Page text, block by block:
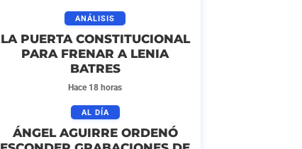
ANÁLISIS
LA PUERTA CONSTITUCIONAL
PARA FRENAR A LENIA
BATRES
Hace 18 horas
AL DÍA
ÁNGEL AGUIRRE ORDENÓ